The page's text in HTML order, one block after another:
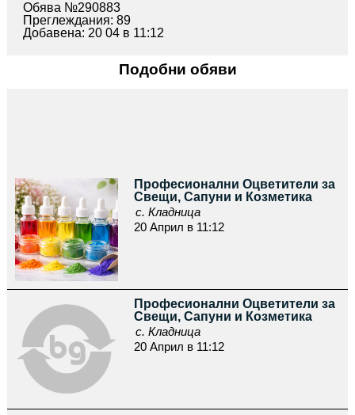
Обява №290883
Преглеждания: 89
Добавена: 20 04 в 11:12
Подобни обяви
Професионални Оцветители за
Свещи, Сапуни и Козметика
с. Кладница
20 Април в 11:12
Професионални Оцветители за
Свещи, Сапуни и Козметика
с. Кладница
20 Април в 11:12